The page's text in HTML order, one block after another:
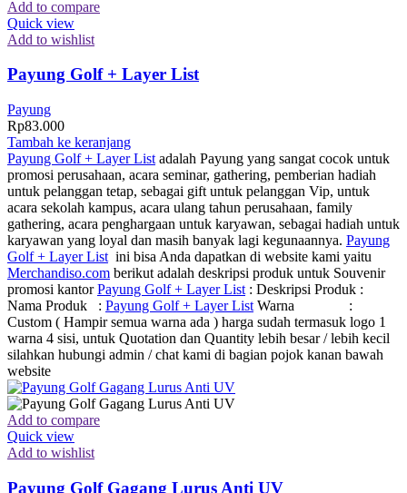
Add to compare
Quick view
Add to wishlist
Payung Golf + Layer List
Payung
Rp83.000
Tambah ke keranjang
Payung Golf + Layer List adalah Payung yang sangat cocok untuk
promosi perusahaan, acara seminar, gathering, pemberian hadiah
untuk pelanggan tetap, sebagai gift untuk pelanggan Vip, untuk
acara sekolah kampus, acara ulang tahun perusahaan, family
gathering, acara penghargaan untuk karyawan, sebagai hadiah untuk
karyawan yang loyal dan masih banyak lagi kegunaannya. Payung
Golf + Layer List ini bisa Anda dapatkan di website kami yaitu
Merchandiso.com berikut adalah deskripsi produk untuk Souvenir
promosi kantorPayung Golf + Layer List : Deskripsi Produk :
Nama Produk : Payung Golf + Layer List Warna :
Custom ( Hampir semua warna ada ) harga sudah termasuk logo 1
warna 4 sisi, untuk Quotation dan Quantity lebih besar / lebih kecil
silahkan hubungi admin / chat kami di bagian pojok kanan bawah
website
Add to compare
Quick view
Add to wishlist
Payung Golf Gagang Lurus Anti UV